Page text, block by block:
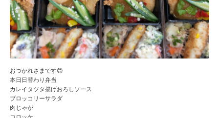
おつかれさまです😊
本日日替わり弁当
カレイタツタ揚げおろしソース
ブロッコリーサラダ
肉じゃが